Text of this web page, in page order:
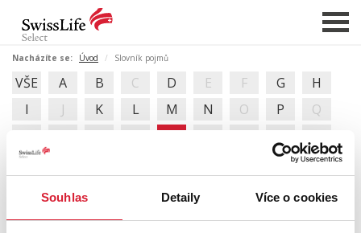
Souhlas Detaily Více o cookies
NABÍDKA NEMOVITOSTÍ
CHCI PRODAT / PRONAJMOUT
CHCI OCENIT NEMOVITOST
O NÁS
Nacházíte se: Úvod Slovník pojmů
VŠE A B C D E F G
H
I
J K L M N O P
Q
R
S T U V W X Y Z
SLOVNÍK REALITNÍCH POJMŮ